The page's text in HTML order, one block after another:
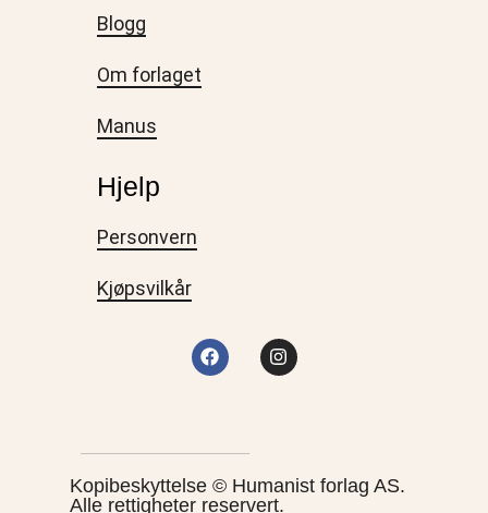
Blogg
Om forlaget
Manus
Hjelp
Personvern
Kjøpsvilkår
Kopibeskyttelse © Humanist forlag AS.
Alle rettigheter reservert.